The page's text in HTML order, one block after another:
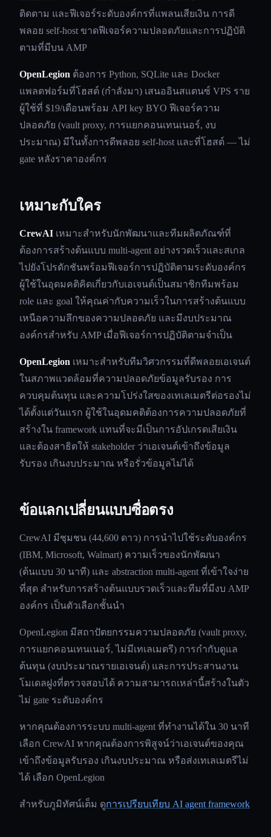
ติดตาม และฟีเจอร์ระดับองค์กรที่แพลนเสียเงิน การดี
พลอย self-host ขาดฟีเจอร์ความปลอดภัยและการปฏิบัติ
ตามที่มีบน AMP
OpenLegion ต้องการ Python, SQLite และ Docker
แพลตฟอร์มที่โฮสต์ (กำลังมา) เสนออินสแตนซ์ VPS ราย
ผู้ใช้ที่ $19/เดือนพร้อม API key BYO ฟีเจอร์ความ
ปลอดภัย (vault proxy, การแยกคอนเทนเนอร์, งบ
ประมาณ) มีในทั้งการดีพลอย self-host และที่โฮสต์ — ไม่
gate หลังราคาองค์กร
เหมาะกับใคร
CrewAI เหมาะสำหรับนักพัฒนาและทีมผลิตภัณฑ์ที่
ต้องการสร้างต้นแบบ multi-agent อย่างรวดเร็วและสเกล
ไปยังโปรดักชันพร้อมฟีเจอร์การปฏิบัติตามระดับองค์กร
ผู้ใช้ในอุดมคติคิดเกี่ยวกับเอเจนต์เป็นสมาชิกทีมพร้อม
role และ goal ให้คุณค่ากับความเร็วในการสร้างต้นแบบ
เหนือความลึกของความปลอดภัย และมีงบประมาณ
องค์กรสำหรับ AMP เมื่อฟีเจอร์การปฏิบัติตามจำเป็น
OpenLegion เหมาะสำหรับทีมวิศวกรรมที่ดีพลอยเอเจนต์
ในสภาพแวดล้อมที่ความปลอดภัยข้อมูลรับรอง การ
ควบคุมต้นทุน และความโปร่งใสของเทเลเมตรีต่อรองไม่
ได้ตั้งแต่วันแรก ผู้ใช้ในอุดมคติต้องการความปลอดภัยที่
สร้างใน framework แทนที่จะมีเป็นการอัปเกรดเสียเงิน
และต้องสาธิตให้ stakeholder ว่าเอเจนต์เข้าถึงข้อมูล
รับรอง เกินงบประมาณ หรือรั่วข้อมูลไม่ได้
ข้อแลกเปลี่ยนแบบซื่อตรง
CrewAI มีชุมชน (44,600 ดาว) การนำไปใช้ระดับองค์กร
(IBM, Microsoft, Walmart) ความเร็วของนักพัฒนา
(ต้นแบบ 30 นาที) และ abstraction multi-agent ที่เข้าใจง่าย
ที่สุด สำหรับการสร้างต้นแบบรวดเร็วและทีมที่มีงบ AMP
องค์กร เป็นตัวเลือกชั้นนำ
OpenLegion มีสถาปัตยกรรมความปลอดภัย (vault proxy,
การแยกคอนเทนเนอร์, ไม่มีเทเลเมตรี) การกำกับดูแล
ต้นทุน (งบประมาณรายเอเจนต์) และการประสานงาน
โมเดลฝูงที่ตรวจสอบได้ ความสามารถเหล่านี้สร้างในตัว
ไม่ gate ระดับองค์กร
หากคุณต้องการระบบ multi-agent ที่ทำงานได้ใน 30 นาที
เลือก CrewAI หากคุณต้องการพิสูจน์ว่าเอเจนต์ของคุณ
เข้าถึงข้อมูลรับรอง เกินงบประมาณ หรือส่งเทเลเมตรีไม่
ได้ เลือก OpenLegion
สำหรับภูมิทัศน์เต็ม ดูการเปรียบเทียบ AI agent framework